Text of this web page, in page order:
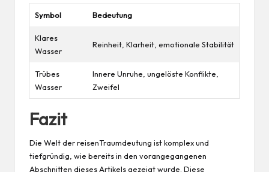
Symbol Bedeutung
Klares
Wasser
Reinheit, Klarheit, emotionale Stabilität
Trübes
Wasser
Innere Unruhe, ungelöste Konflikte,
Zweifel
Fazit
Die Welt der reisenTraumdeutung ist komplex und
tiefgründig, wie bereits in den vorangegangenen
Abschnitten dieses Artikels gezeigt wurde. Diese